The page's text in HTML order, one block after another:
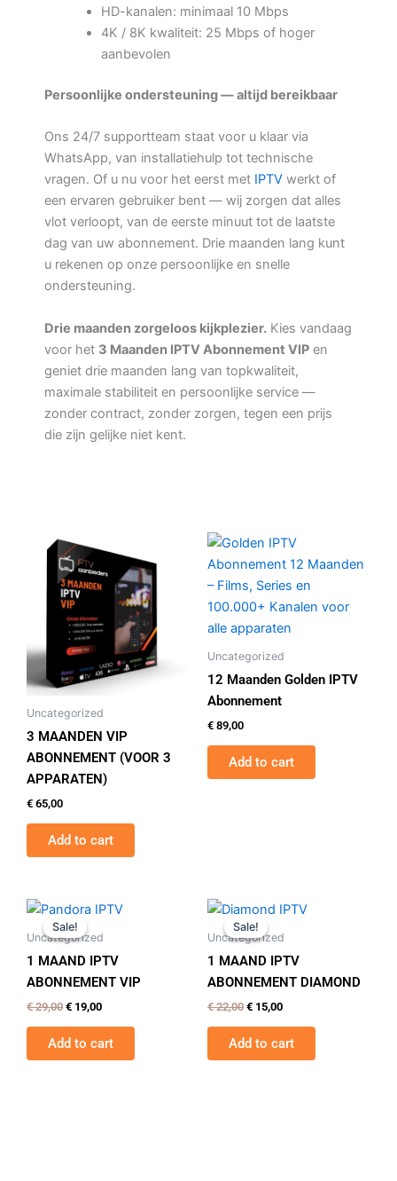
HD-kanalen: minimaal 10 Mbps
4K / 8K kwaliteit: 25 Mbps of hoger
aanbevolen
Persoonlijke ondersteuning — altijd bereikbaar
Ons 24/7 supportteam staat voor u klaar via
WhatsApp, van installatiehulp tot technische
vragen. Of u nu voor het eerst met IPTV werkt of
een ervaren gebruiker bent — wij zorgen dat alles
vlot verloopt, van de eerste minuut tot de laatste
dag van uw abonnement. Drie maanden lang kunt
u rekenen op onze persoonlijke en snelle
ondersteuning.
Drie maanden zorgeloos kijkplezier. Kies vandaag
voor het 3 Maanden IPTV Abonnement VIP en
geniet drie maanden lang van topkwaliteit,
maximale stabiliteit en persoonlijke service —
zonder contract, zonder zorgen, tegen een prijs
die zijn gelijke niet kent.
Uncategorized
3 MAANDEN VIP
ABONNEMENT (VOOR 3
APPARATEN)
€ 65,00
Add to cart
Uncategorized
12 Maanden Golden IPTV
Abonnement
€ 89,00
Add to cart
Sale!
Sale!
Uncategorized
1 MAAND IPTV
ABONNEMENT VIP
€29,00
Original
price
was:
€ 19,00
Current
is:
Add to cart
Sale!
Sale!
Uncategorized
1 MAAND IPTV
ABONNEMENT DIAMOND
€22,00
Original
price
was:
€ 15,00
Current
is:
Add to cart